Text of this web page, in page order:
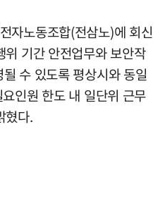
자노동조합(전삼노)에 회신
기간 안전업무와 보안작
수 있도록 평상시와 동일
인원 한도 내 일단위 근무
혔다.